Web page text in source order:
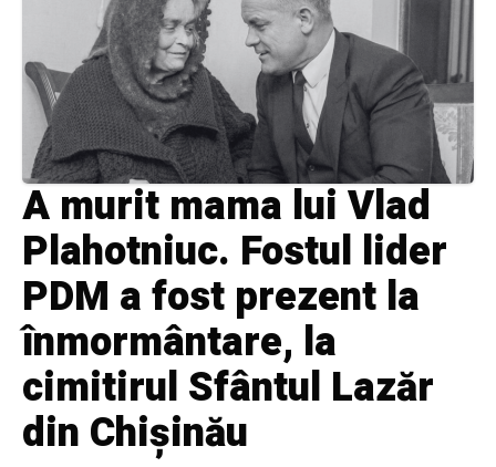
A murit mama lui Vlad
Plahotniuc. Fostul lider
PDM a fost prezent la
înmormântare, la
cimitirul Sfântul Lazăr
din Chișinău